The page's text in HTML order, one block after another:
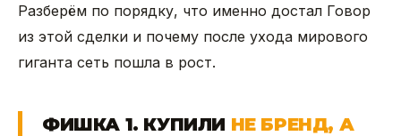
Разберём по порядку, что именно достал Говор
из этой сделки и почему после ухода мирового
гиганта сеть пошла в рост.
ФИШКА 1. КУПИЛИ НЕ БРЕНД, А